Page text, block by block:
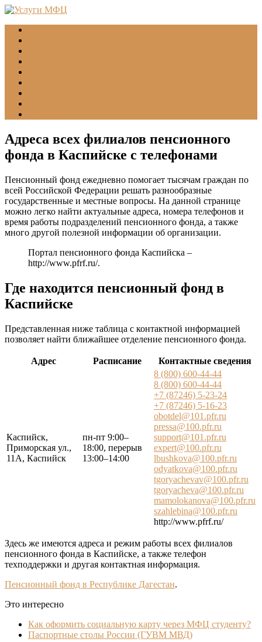
Адреса всех филиалов пенсионного
фонда в Каспийске с телефонами
Пенсионный фонд ежедневно помогает тысячам граждан по
всей Российской Федерации решать разнообразные
государственные и местные вопросы. На данной странице
можно легко найти актуальные адреса, номера телефонов и
время работы подразделений пенсионного фонда, а также
много другой полезной информации об организации.
Портал пенсионного фонда Каспийска –
http://www.pfrf.ru/.
Где находится пенсионный фонд в
Каспийске
Представленная ниже таблица с контактной информацией
позволяет найти ближайшее отделение пенсионного фонда.
Адрес Расписание Контактные сведения
Каспийск,
Приморская ул.,
11А, Каспийск
пн-пт 9:00–
18:00, перерыв
13:00–14:00
8 (800) 600-44-44
8 (800) 600-44-44
+7 (87246) 5-23-24
+7 (87246) 5-16-23
obotdel@101.pfr.ru
pressa@100.pfr.ru
support@101.pfr.ru
expert@100.pfr.ru
lbushkova@100.pfr.ru
odyatkova@100.pfr.ru
tgoryachevav@100.pfr.ru
tgoryacheva@100.pfr.ru
mamolokanova@100.pfr.ru
szahlebina@100.pfr.ru
http://www.pfrf.ru/
Здесь же имеются адреса и режим работы всех филиалов
пенсионного фонда в Каспийске, а также телефон
техподдержки и другая контактная информация.
Пенсионный фонд в Республике Дагестан.
Это интересно
Как оформить социальную карту через МФЦ студенту?
Паспортные столы России (ГУВМ МВД)